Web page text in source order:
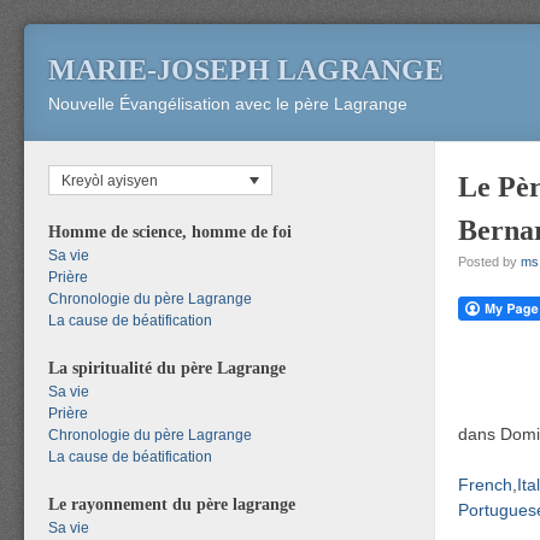
MARIE-JOSEPH LAGRANGE
Nouvelle Évangélisation avec le père Lagrange
Le
Posted by ms
dans
French
Kreyòl ayisyen
Homme de science, homme de foi
Sa vie
Prière
Chronologie du père Lagrange
La cause de béatification
La spiritualité du père Lagrange
Sa vie
Prière
Chronologie du père Lagrange
La cause de béatification
Le rayonnement du père lagrange
Sa vie